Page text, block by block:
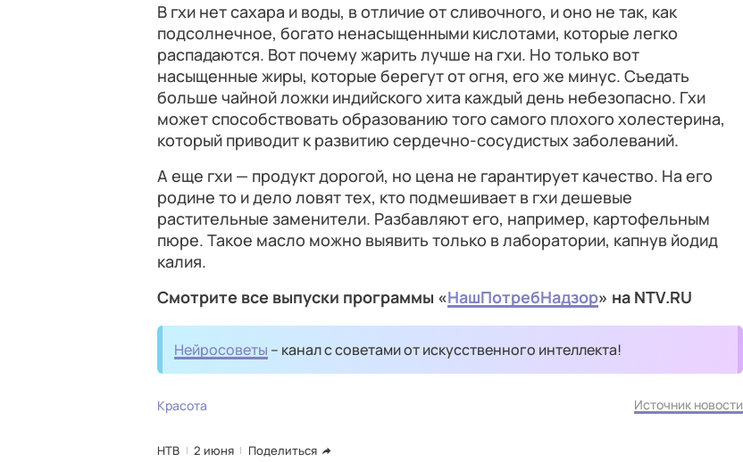
В гхи нет сахара и воды, в отличие от сливочного, и оно не так, как
подсолнечное, богато ненасыщенными кислотами, которые легко
распадаются. Вот почему жарить лучше на гхи. Но только вот
насыщенные жиры, которые берегут от огня, его же минус. Съедать
больше чайной ложки индийского хита каждый день небезопасно. Гхи
может способствовать образованию того самого плохого холестерина,
который приводит к развитию сердечно-сосудистых заболеваний.
А еще гхи — продукт дорогой, но цена не гарантирует качество. На его
родине то и дело ловят тех, кто подмешивает в гхи дешевые
растительные заменители. Разбавляют его, например, картофельным
пюре. Такое масло можно выявить только в лаборатории, капнув йодид
калия.
Смотрите все выпуски программы «НашПотребНадзор» на NTV.RU
Нейросоветы – канал с советами от искусственного интеллекта!
Красота Источник новости
НТВ 2 июня Поделиться